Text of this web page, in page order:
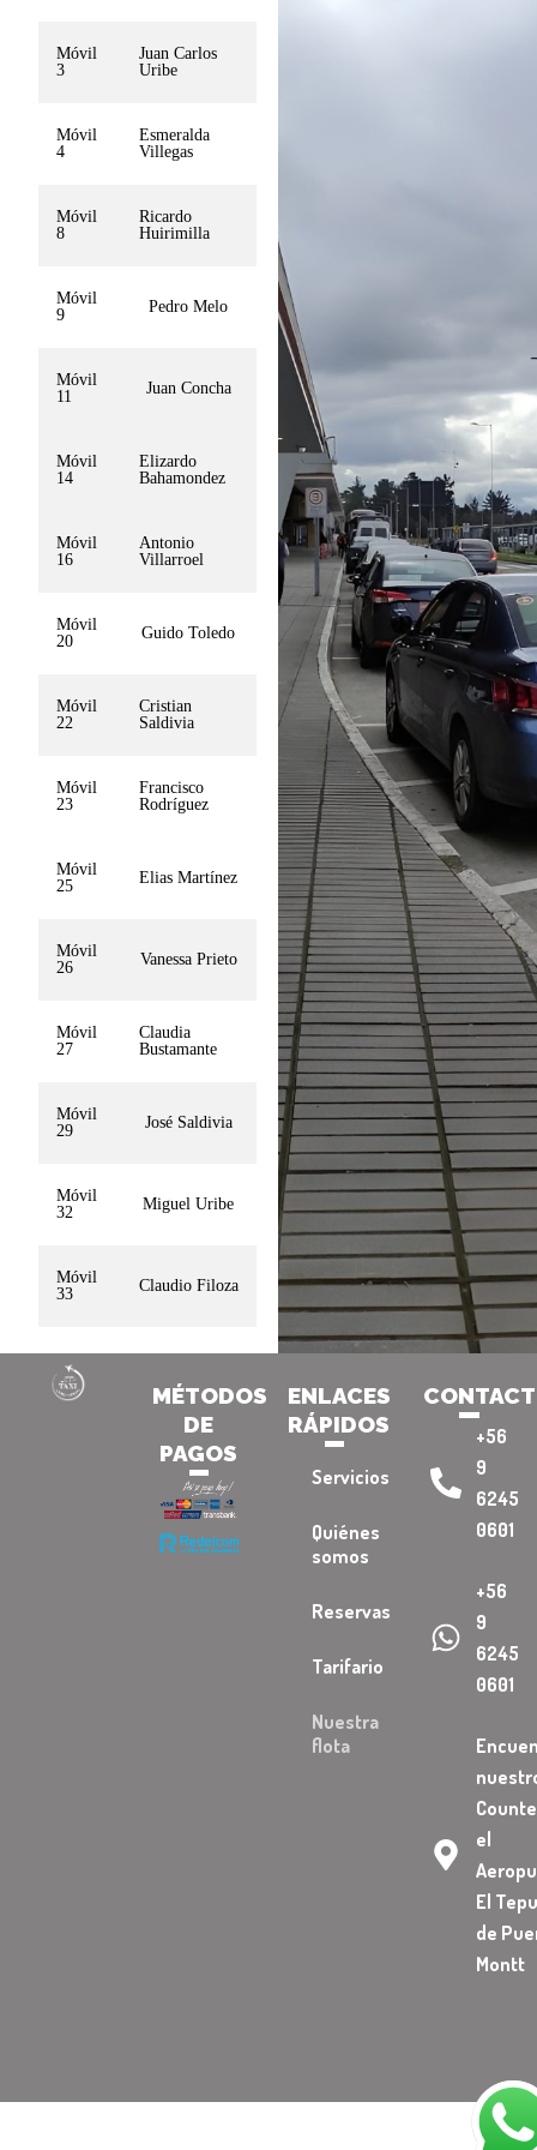
Móvil
3
Juan Carlos
Uribe
Móvil
4
Esmeralda
Villegas
Móvil
8
Ricardo
Huirimilla
Móvil
9
Pedro Melo
Móvil
11
Juan Concha
Móvil
14
Elizardo
Bahamondez
Móvil
16
Antonio
Villarroel
Móvil
20
Guido Toledo
Móvil
22
Cristian
Saldivia
Móvil
23
Francisco
Rodríguez
Móvil
25
Elias Martínez
Móvil
26
Vanessa Prieto
Móvil
27
Claudia
Bustamante
Móvil
29
José Saldivia
Móvil
32
Miguel Uribe
Móvil
33
Claudio Filoza
MÉTODOS
DE
PAGOS
ENLACES
RÁPIDOS
Servicios
Quiénes
somos
Reservas
Tarifario
Nuestra
flota
+56
9
6245
0601
+56
9
6245
0601
el
El
de
Montt